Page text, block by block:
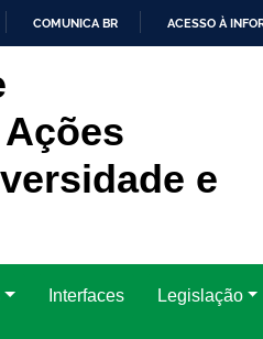
COMUNICA BR ACESSO À
e
Interfaces Legislação